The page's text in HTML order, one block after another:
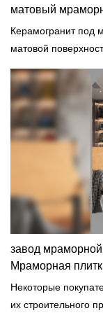
матовый
800x800 мм
Керамогранит под
матовой
камня, отличные
мягким светом
случайная
завод мраморной
Мраморная
Некоторые
их строительного